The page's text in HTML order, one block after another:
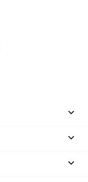


